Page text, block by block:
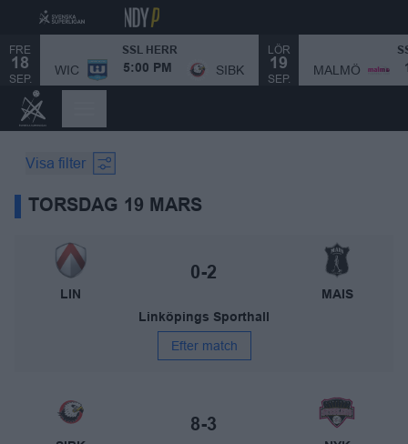
FRE
18
SEP.
SSL HERR
WIC 5:00 PM SIBK
LÖR
19
SEP.
MALMÖ
SPELSCHEMA
Visa filter
TORSDAG 19 MARS
Linköping IBK – Mullsjö AIS
LIN
Slutresultat:
0-2
MAIS
Linköpings Sporthall
Efter match
Storvreta IBK – Nykvarns IBF
Slutresultat:
8-3